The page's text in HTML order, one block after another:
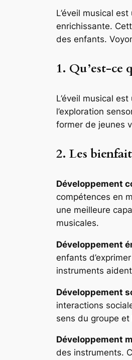
L’éveil musical
enrichissante.
des enfants.
1. Qu’est-ce
L’éveil musical
l’exploration
former de jeunes
2. Les
Développement
compétences en
une meilleure
musicales.
Développement
enfants
instruments
Développement
interactions
sens du groupe
Développement
des instruments.